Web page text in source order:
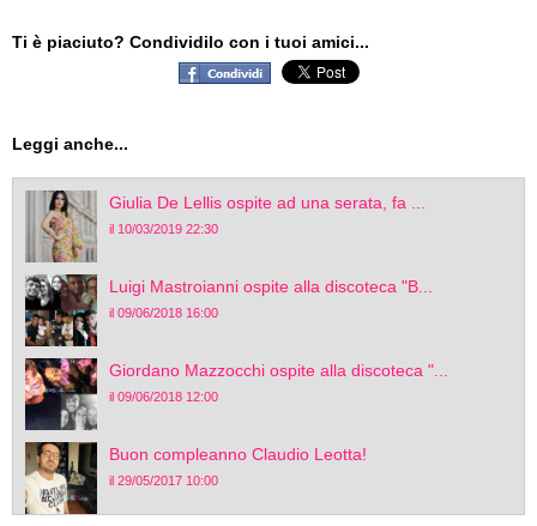
Ti è piaciuto? Condividilo con i tuoi amici...
Leggi anche...
Giulia De Lellis ospite ad una serata, fa ...
il 10/03/2019 22:30
Luigi Mastroianni ospite alla discoteca "B...
il 09/06/2018 16:00
Giordano Mazzocchi ospite alla discoteca "...
il 09/06/2018 12:00
Buon compleanno Claudio Leotta!
il 29/05/2017 10:00